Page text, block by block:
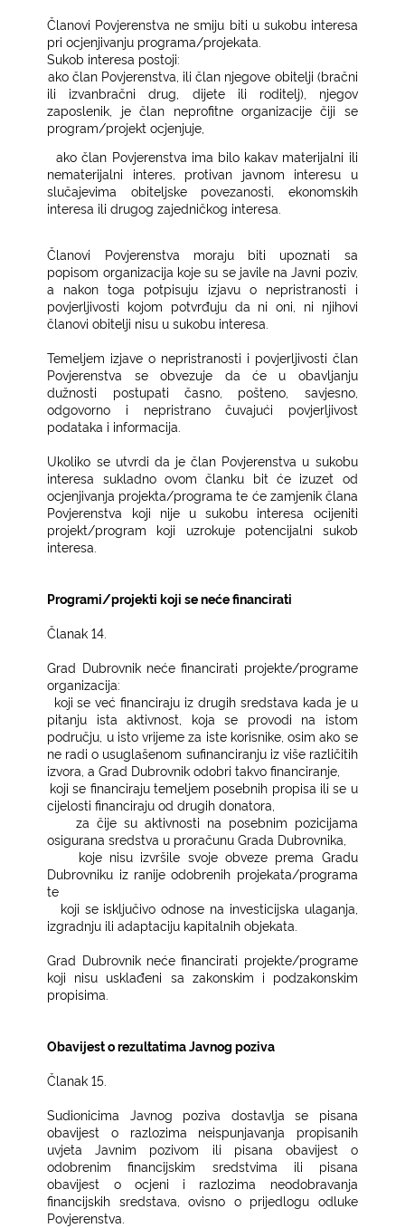
Članovi Povjerenstva ne smiju biti u sukobu interesa
pri ocjenjivanju programa/projekata.
Sukob interesa postoji:
ako član Povjerenstva, ili član njegove obitelji (bračni
ili izvanbračni drug, dijete ili roditelj), njegov
zaposlenik, je član neprofitne organizacije čiji se
program/projekt ocjenjuje,
ako član Povjerenstva ima bilo kakav materijalni ili
nematerijalni interes, protivan javnom interesu u
slučajevima obiteljske povezanosti, ekonomskih
interesa ili drugog zajedničkog interesa.
Članovi Povjerenstva moraju biti upoznati sa
popisom organizacija koje su se javile na Javni poziv,
a nakon toga potpisuju izjavu o nepristranosti i
povjerljivosti kojom potvrđuju da ni oni, ni njihovi
članovi obitelji nisu u sukobu interesa.
Temeljem izjave o nepristranosti i povjerljivosti član
Povjerenstva se obvezuje da će u obavljanju
dužnosti postupati časno, pošteno, savjesno,
odgovorno i nepristrano čuvajući povjerljivost
podataka i informacija.
Ukoliko se utvrdi da je član Povjerenstva u sukobu
interesa sukladno ovom članku bit će izuzet od
ocjenjivanja projekta/programa te će zamjenik člana
Povjerenstva koji nije u sukobu interesa ocijeniti
projekt/program koji uzrokuje potencijalni sukob
interesa.
Programi/projekti koji se neće financirati
Članak 14.
Grad Dubrovnik neće financirati projekte/programe
organizacija:
koji se već financiraju iz drugih sredstava kada je u
pitanju ista aktivnost, koja se provodi na istom
području, u isto vrijeme za iste korisnike, osim ako se
ne radi o usuglašenom sufinanciranju iz više različitih
izvora, a Grad Dubrovnik odobri takvo financiranje,
koji se financiraju temeljem posebnih propisa ili se u
cijelosti financiraju od drugih donatora,
za čije su aktivnosti na posebnim pozicijama
osigurana sredstva u proračunu Grada Dubrovnika,
koje nisu izvršile svoje obveze prema Gradu
Dubrovniku iz ranije odobrenih projekata/programa
te
koji se isključivo odnose na investicijska ulaganja,
izgradnju ili adaptaciju kapitalnih objekata.
Grad Dubrovnik neće financirati projekte/programe
koji nisu usklađeni sa zakonskim i podzakonskim
propisima.
Obavijest o rezultatima Javnog poziva
Članak 15.
Sudionicima Javnog poziva dostavlja se pisana
obavijest o razlozima neispunjavanja propisanih
uvjeta Javnim pozivom ili pisana obavijest o
odobrenim financijskim sredstvima ili pisana
obavijest o ocjeni i razlozima neodobravanja
financijskih sredstava, ovisno o prijedlogu odluke
Povjerenstva.